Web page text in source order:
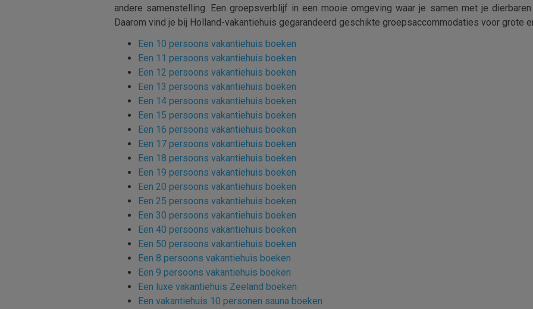
andere samenstelling. Een groepsverblijf in een mooie omgeving waar je samen met je
Daarom vind je bij Holland-vakantiehuis gegarandeerd geschikte groepsaccommodaties voor grote
Een 10 persoons vakantiehuis boeken
Een 11 persoons vakantiehuis boeken
Een 12 persoons vakantiehuis boeken
Een 13 persoons vakantiehuis boeken
Een 14 persoons vakantiehuis boeken
Een 15 persoons vakantiehuis boeken
Een 16 persoons vakantiehuis boeken
Een 17 persoons vakantiehuis boeken
Een 18 persoons vakantiehuis boeken
Een 19 persoons vakantiehuis boeken
Een 20 persoons vakantiehuis boeken
Een 25 persoons vakantiehuis boeken
Een 30 persoons vakantiehuis boeken
Een 40 persoons vakantiehuis boeken
Een 50 persoons vakantiehuis boeken
Een 8 persoons vakantiehuis boeken
Een 9 persoons vakantiehuis boeken
Een luxe vakantiehuis Zeeland boeken
Een vakantiehuis 10 personen sauna boeken